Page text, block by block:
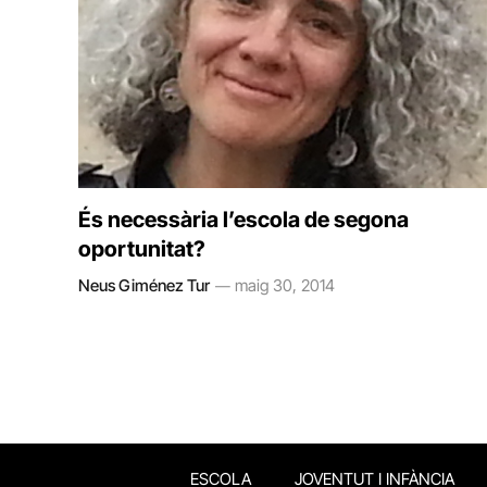
És necessària l’escola de segona
oportunitat?
Neus Giménez Tur maig 30, 2014
ESCOLA JOVENTUT I INFÀNCIA